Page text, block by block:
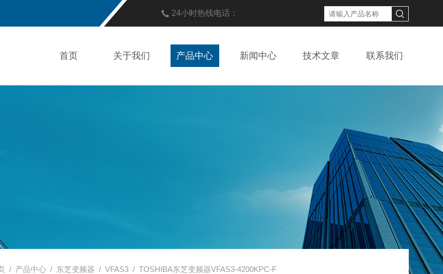
24小时热线电话：
首页 关于我们 产品中心 新闻中心 技术文章 联系我们
/ 产品中心 / 东芝变频器 /VFAS3 / TOSHIBA东芝变频器VFAS3-4200KPC-F